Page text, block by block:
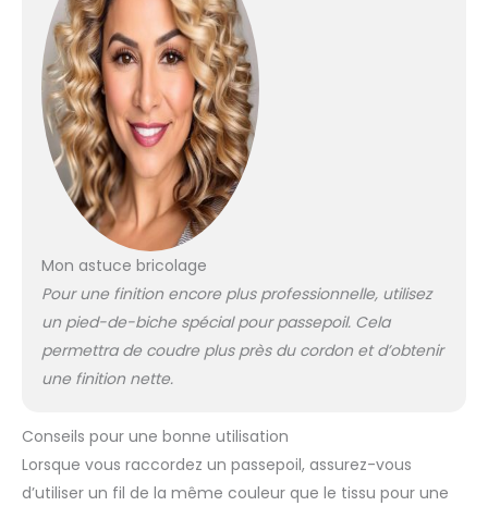
Mon astuce bricolage
Pour une finition encore plus professionnelle, utilisez
un pied-de-biche spécial pour passepoil. Cela
permettra de coudre plus près du cordon et d’obtenir
une finition nette.
Conseils pour une bonne utilisation
Lorsque vous raccordez un passepoil, assurez-vous
d’utiliser un fil de la même couleur que le tissu pour une